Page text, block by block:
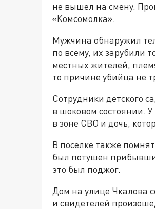
не вышел на смену.
«Комсомолка».
Мужчина обнаружил
по всему, их зарубили
местных жителей,
то причине убийца не
Сотрудники детского
в шоковом состоянии.
в зоне СВО и дочь,
В поселке также
был потушен
это был поджог.
Дом на улице Чкалова
и свидетелей